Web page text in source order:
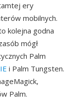
ery
mobilnych.
kolejna godna
mógł
Palm
i Palm Tungsten.
Palm.